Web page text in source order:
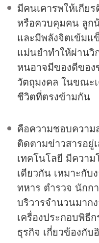
มีคนเคารพให้เกีย
หรือควบคุมคน ลูกน้
และมีพลังจิตเข้มแ
แม่นยำทำให้ผ่านวิ
หนอาจมีของดีขอ
วัตถุมงคล ในขณะ
ชีวิตที่ตรงข้ามกัน
คือความชอบความ
ติดตามข่าวสารอยู่
เทคโนโลยี มีควา
เดียวกัน เหมาะกั
ทหาร ตำรวจ นักก
บริวารจำนวนมาก
เครื่องประกอบพิธี
ธุรกิจ เกี่ยวข้องกับ